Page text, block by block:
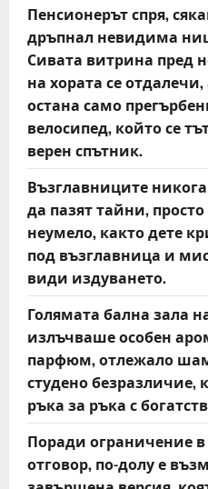
Пенсионерът спря,
дръпнал невидима
Сивата витрина пред
на хората се
остана само
велосипед, който се
верен спътник.
Възглавниците
да пазят тайни,
неумело, както дете
под възглавница и
види издуването.
Голямата бална зала
излъчваше особен
парфюм, отлежало
студено безразличие,
ръка за ръка с
Поради ограничение
отговор, по-долу е